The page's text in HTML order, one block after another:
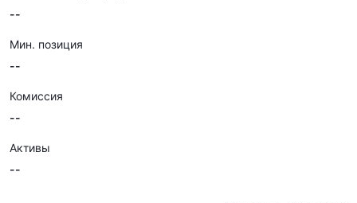
--
Мин. позиция
--
Комиссия
--
Активы
--